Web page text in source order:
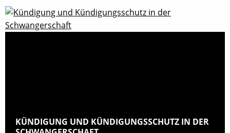
KÜNDIGUNG UND KÜNDIGUNGSSCHUTZ IN DER